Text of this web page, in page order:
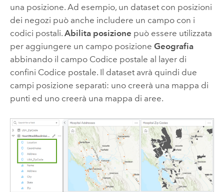
una posizione. Ad esempio, un dataset con posizioni
dei negozi può anche includere un campo con i
codici postali. Abilita posizione può essere utilizzata
per aggiungere un campo posizione Geografia
abbinando il campo Codice postale al layer di
confini Codice postale. Il dataset avrà quindi due
campi posizione separati: uno creerà una mappa di
punti ed uno creerà una mappa di aree.